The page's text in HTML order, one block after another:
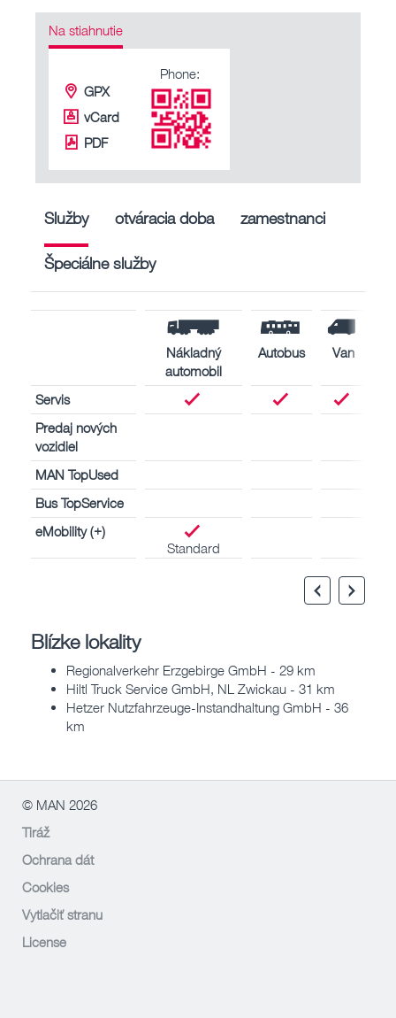
Na stiahnutie
GPX
vCard
PDF
Phone:
Služby otváracia doba zamestnanci
Špeciálne služby
Nákladný
automobil
Autobus Van
Servis
Predaj nových
vozidiel
MAN TopUsed
Bus TopService
eMobility (+)
Standard
Blízke lokality
Regionalverkehr Erzgebirge GmbH - 29 km
Hiltl Truck Service GmbH, NL Zwickau - 31 km
Hetzer Nutzfahrzeuge-Instandhaltung GmbH - 36
km
© MAN 2026
Tiráž
Ochrana dát
Cookies
Vytlačiť stranu
License